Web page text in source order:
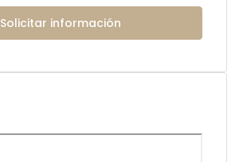
Solicitar información